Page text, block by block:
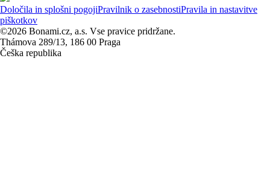
Določila in splošni pogojiPravilnik o zasebnostiPravila in nastavitve
piškotkov
©2026 Bonami.cz, a.s. Vse pravice pridržane.
Thámova 289/13, 186 00 Praga
Češka republika